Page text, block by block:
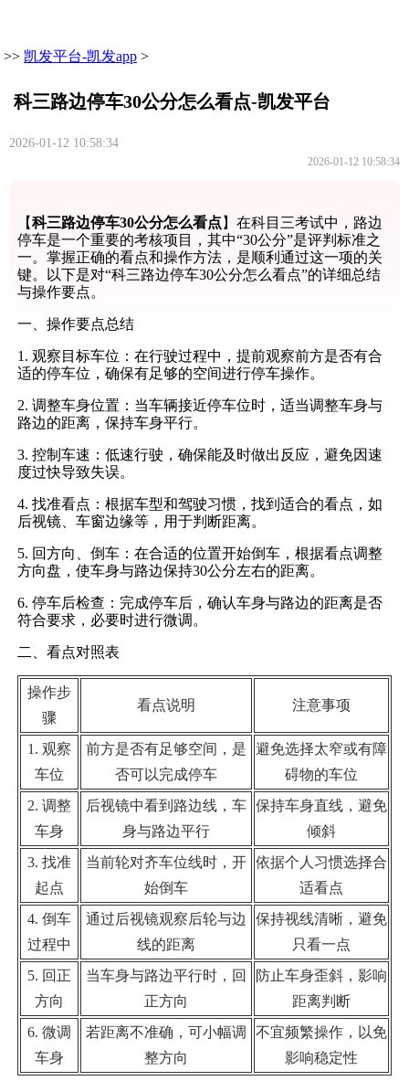
>> 凯发平台-凯发app >
科三路边停车30公分怎么看点-凯发平台
2026-01-12 10:58:34
2026-01-12 10:58:34
【科三路边停车30公分怎么看点 】在科目三考试中，路边
停车是一个重要的考核项目，其中“30公分”是评判标准之
一。掌握正确的看点和操作方法，是顺利通过这一项的关
键。以下是对“科三路边停车30公分怎么看点”的详细总结
与操作要点。
一、操作要点总结
1. 观察目标车位：在行驶过程中，提前观察前方是否有合
适的停车位，确保有足够的空间进行停车操作。
2. 调整车身位置：当车辆接近停车位时，适当调整车身与
路边的距离，保持车身平行。
3. 控制车速：低速行驶，确保能及时做出反应，避免因速
度过快导致失误。
4. 找准看点：根据车型和驾驶习惯，找到适合的看点，如
后视镜、车窗边缘等，用于判断距离。
5. 回方向、倒车：在合适的位置开始倒车，根据看点调整
方向盘，使车身与路边保持30公分左右的距离。
6. 停车后检查：完成停车后，确认车身与路边的距离是否
符合要求，必要时进行微调。
二、看点对照表
操作步
骤
看点说明 注意事项
1. 观察
车位
前方是否有足够空间，是
否可以完成停车
避免选择太窄或有障
碍物的车位
2. 调整
车身
后视镜中看到路边线，车
身与路边平行
保持车身直线，避免
倾斜
3. 找准
起点
当前轮对齐车位线时，开
始倒车
依据个人习惯选择合
适看点
4. 倒车
过程中
通过后视镜观察后轮与边
线的距离
保持视线清晰，避免
只看一点
5. 回正
方向
当车身与路边平行时，回
正方向
防止车身歪斜，影响
距离判断
6. 微调
车身
若距离不准确，可小幅调
整方向
不宜频繁操作，以免
影响稳定性